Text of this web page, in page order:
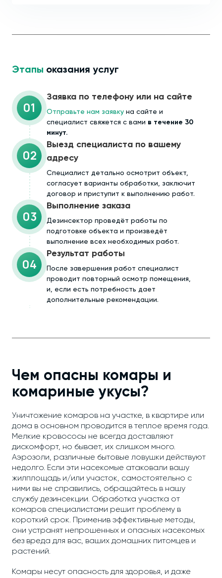
Этапы оказания услуг
01
Заявка по телефону или на сайте
Отправьте нам заявку на сайте и
специалист свяжется с вами в течение 30
минут.
02
Выезд специалиста по вашему
адресу
Cпециалист детально осмотрит объект,
согласует варианты обработки, заключит
договор и приступит к выполнению работ.
03
Выполнение заказа
Дезинсектор проведёт работы по
подготовке объекта и произведёт
выполнение всех необходимых работ.
04
Результат работы
После завершения работ специалист
проводит повторный осмотр помещения,
и, если есть потребность дает
дополнительные рекомендации.
Чем опасны комары и
комариные укусы?
Уничтожение комаров на участке, в квартире или
дома в основном проводится в теплое время года.
Мелкие кровососы не всегда доставляют
дискомфорт, но бывает, их слишком много.
Аэрозоли, различные бытовые ловушки действуют
недолго. Если эти насекомые атаковали вашу
жилплощадь и/или участок, самостоятельно с
ними вы не справились, обращайтесь в нашу
службу дезинсекции. Обработка участка от
комаров специалистами решит проблему в
короткий срок. Применив эффективные методы,
они устранят непрошенных и опасных насекомых
без вреда для вас, ваших домашних питомцев и
растений.
Комары несут опасность для здоровья, и даже